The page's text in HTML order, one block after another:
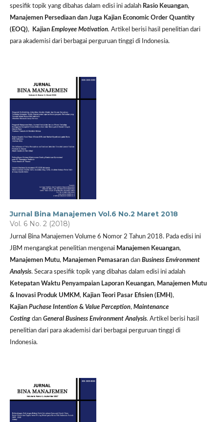
spesifik topik yang dibahas dalam edisi ini adalah Rasio Keuangan,
Manajemen Persediaan dan Juga Kajian Economic Order Quantity
(EOQ), Kajian Employee Motivation. Artikel berisi hasil penelitian dari
para akademisi dari berbagai perguruan tinggi di Indonesia.
Jurnal Bina Manajemen Vol.6 No.2 Maret 2018
Vol. 6 No. 2 (2018)
Jurnal Bina Manajemen Volume 6 Nomor 2 Tahun 2018. Pada edisi ini
JBM mengangkat penelitian mengenai Manajemen Keuangan,
Manajemen Mutu, Manajemen Pemasarandan Business Environment
Analysis. Secara spesifik topik yang dibahas dalam edisi ini adalah
Ketepatan Waktu Penyampaian Laporan Keuangan, Manajemen Mutu
& Inovasi Produk UMKM, Kajian Teori Pasar Efisien (EMH),
Kajian Puchase Intention & Value Perception, Maintenance
Costingdan General Business Environment Analysis. Artikel berisi hasil
penelitian dari para akademisi dari berbagai perguruan tinggi di
Indonesia.